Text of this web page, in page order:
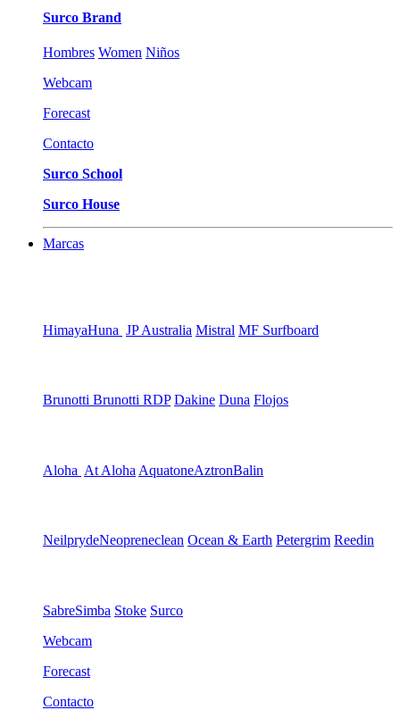
Surco Brand
Hombres Women Niños
Webcam
Forecast
Contacto
Surco School
Surco House
Marcas
HimayaHuna JP Australia Mistral MF Surfboard
Brunotti Brunotti RDP Dakine Duna Flojos
Aloha At Aloha AquatoneAztronBalin
NeilprydeNeopreneclean Ocean & Earth Petergrim Reedin
SabreSimba Stoke Surco
Webcam
Forecast
Contacto